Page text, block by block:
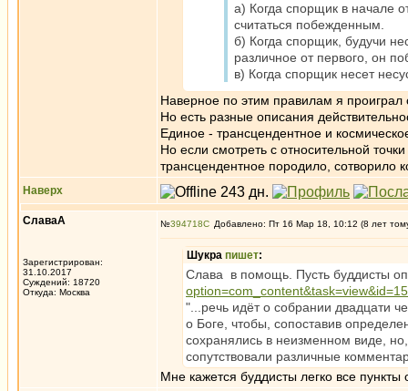
а) Когда спорщик в начале
считаться побежденным.
б) Когда спорщик, будучи
различное от первого, он
в) Когда спорщик несет
Наверное по этим правилам я проиграл
Но есть разные описания
Единое - трансцендентное и
Но если смотреть с относительной
трансцендентное породило, сотворило
Наверх
СлаваА
Зарегистрирован:
31.10.2017
Суждений: 18720
Откуда: Москва
№394718 Добавлено: Пт 16 Мар 18, 10:12 (8 лет
Шукра пишет:
Слава в помощь. Пусть буддисты
"...речь идёт о собрании двадцати
о Боге, чтобы, сопоставив
сохранялись в неизменном виде,
сопутствовали различные
Мне кажется буддисты легко все